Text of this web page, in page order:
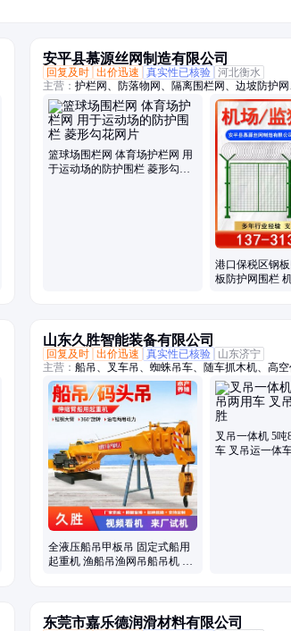
安平县慕源丝网制造有限公司
回复及时 出价迅速 真实性已核验 河北衡水
主营： 护栏网、防落物网、隔离围栏网、边坡防护
网、防落物围栏网、篮球场围栏网、柔性钢丝绳网
税区围界
篮球场围栏网 体育场护栏网 用
于运动场的防护围栏 菱形勾花
港口保税区钢
板防护网围栏
山东久胜智能装备有限公司
回复及时 出价迅速 真实性已核验
山东济宁
主营： 船吊、叉车吊、蜘蛛吊车、随车抓木机、高
吊、吊挖一体机、三轮随车吊、履带随车吊、三轮
吊、履带随车抓、下葬车、四不像吊车、车载吊机
全液压船吊甲板吊 固定式船用
起重机 渔船吊渔网吊船吊机 久
叉吊一体机 5吨
车 叉吊运一体
东莞市嘉乐德润滑材料有限公司